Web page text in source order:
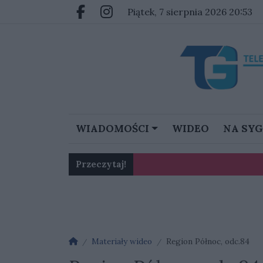
Przejdź do głównych treści
Przejdź do głównego menu
Facebook.com
Instagram.com
piątek, 7 sierpnia 2026 20:53
WIADOMOŚCI WIDEO NA
Przeczytaj!
Strona główna
Materiały wideo Region Północ, odc.84